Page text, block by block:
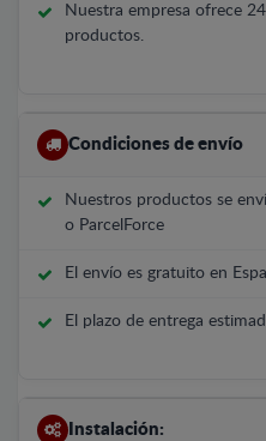
Nuestra empresa ofrece
productos.
Condiciones de envío
Nuestros productos se
o ParcelForce
El envío es gratuito en
El plazo de entrega
Instalación: